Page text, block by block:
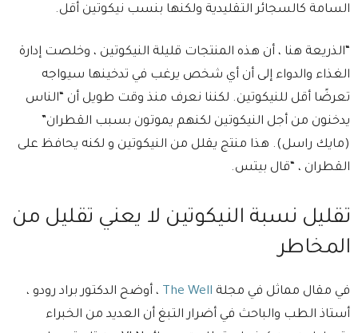
السامة كالسجائر التقليدية ولكنها بنسب نيكوتين أقل.
“الذريعة هنا ، أن هذه المنتجات قليلة النيكوتين ، وخلصت إدارة
الغذاء والدواء إلى أن أي شخص يرغب في تدخينها سيواجه
تعرضًا أقل للنيكوتين. لكننا نعرف منذ وقت طويل أن “الناس
يدخنون من أجل النيكوتين لكنهم يموتون بسبب القطران”
(مايك راسل). هذا منتج يقلل من النيكوتين و لكنه يحافظ على
القطران ، “قال بيتس.
تقليل نسبة النيكوتين لا يعني تقليل من
المخاطر
في مقال مماثل في مجلة The Well ، أوضح الدكتور براد رودو ،
أستاذ الطب والباحث في أضرار التبغ أن العديد من الخبراء